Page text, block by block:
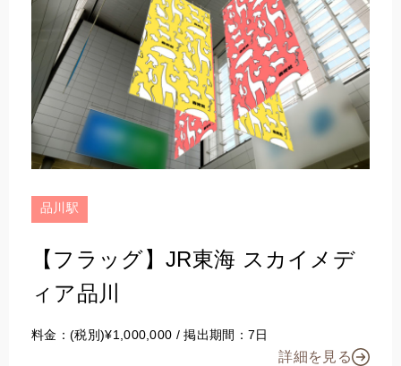
品川駅
【フラッグ】JR東海 スカイメデ
ィア品川
料金：(税別)¥1,000,000 / 掲出期間：7日
詳細を見る